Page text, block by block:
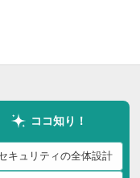
ココ知り！
キュリティの全体設計